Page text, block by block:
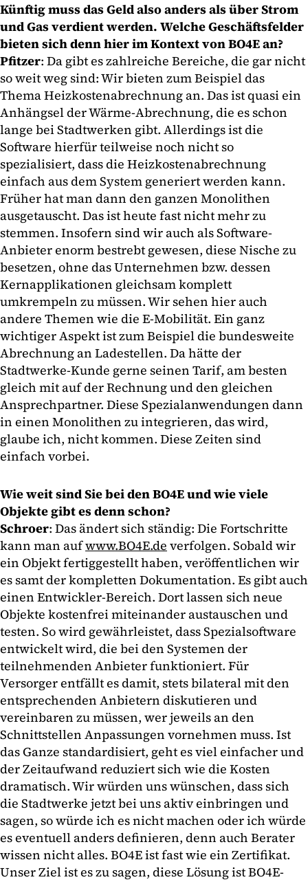
Künftig muss das Geld also anders als über Strom
und Gas verdient werden. Welche Geschäftsfelder
bieten sich denn hier im Kontext von BO4E an?
Pfitzer: Da gibt es zahlreiche Bereiche, die gar nicht
so weit weg sind: Wir bieten zum Beispiel das
Thema Heizkostenabrechnung an. Das ist quasi ein
Anhängsel der Wärme-Abrechnung, die es schon
lange bei Stadtwerken gibt. Allerdings ist die
Software hierfür teilweise noch nicht so
spezialisiert, dass die Heizkostenabrechnung
einfach aus dem System generiert werden kann.
Früher hat man dann den ganzen Monolithen
ausgetauscht. Das ist heute fast nicht mehr zu
stemmen. Insofern sind wir auch als Software-
Anbieter enorm bestrebt gewesen, diese Nische zu
besetzen, ohne das Unternehmen bzw. dessen
Kernapplikationen gleichsam komplett
umkrempeln zu müssen. Wir sehen hier auch
andere Themen wie die E-Mobilität. Ein ganz
wichtiger Aspekt ist zum Beispiel die bundesweite
Abrechnung an Ladestellen. Da hätte der
Stadtwerke-Kunde gerne seinen Tarif, am besten
gleich mit auf der Rechnung und den gleichen
Ansprechpartner. Diese Spezialanwendungen dann
in einen Monolithen zu integrieren, das wird,
glaube ich, nicht kommen. Diese Zeiten sind
einfach vorbei.
Wie weit sind Sie bei den BO4E und wie viele
Objekte gibt es denn schon?
Schroer: Das ändert sich ständig: Die Fortschritte
kann man aufwww.BO4E.de verfolgen. Sobald wir
ein Objekt fertiggestellt haben, veröffentlichen wir
es samt der kompletten Dokumentation. Es gibt auch
einen Entwickler-Bereich. Dort lassen sich neue
Objekte kostenfrei miteinander austauschen und
testen. So wird gewährleistet, dass Spezialsoftware
entwickelt wird, die bei den Systemen der
teilnehmenden Anbieter funktioniert. Für
Versorger entfällt es damit, stets bilateral mit den
entsprechenden Anbietern diskutieren und
vereinbaren zu müssen, wer jeweils an den
Schnittstellen Anpassungen vornehmen muss. Ist
das Ganze standardisiert, geht es viel einfacher und
der Zeitaufwand reduziert sich wie die Kosten
dramatisch. Wir würden uns wünschen, dass sich
die Stadtwerke jetzt bei uns aktiv einbringen und
sagen, so würde ich es nicht machen oder ich würde
es eventuell anders definieren, denn auch Berater
wissen nicht alles. BO4E ist fast wie ein Zertifikat.
Unser Ziel ist es zu sagen, diese Lösung ist BO4E-